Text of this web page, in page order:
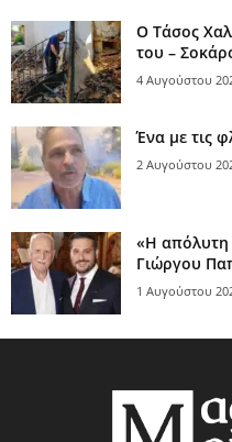
Ο Τάσος
του –
4 Αυγούστου
Ένα με τις
2 Αυγούστου
«Η απόλυτη
Γιώργου
1 Αυγούστου